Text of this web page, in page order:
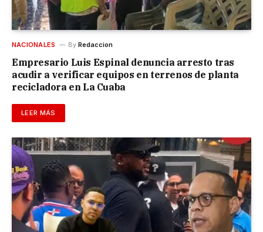
NACIONALES By Redaccion
Empresario Luis Espinal denuncia arresto tras
acudir a verificar equipos en terrenos de planta
recicladora en La Cuaba
LEER MÁS